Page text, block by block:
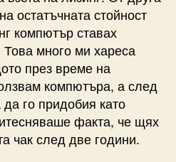
остатъчната стойност
компютър ставах
много ми хареса
през време на
компютъра, а след
го придобия като
факта, че щях
чак след две години.